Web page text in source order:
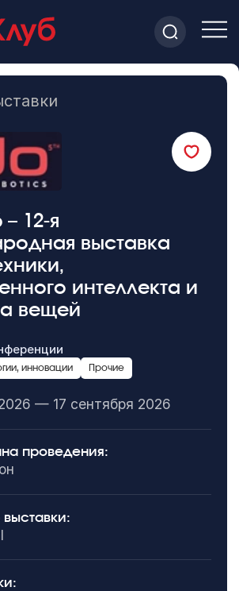
– 12-я
выставка
интеллекта и
вещей
инновации Прочие
— 17 сентября 2026
проведения: